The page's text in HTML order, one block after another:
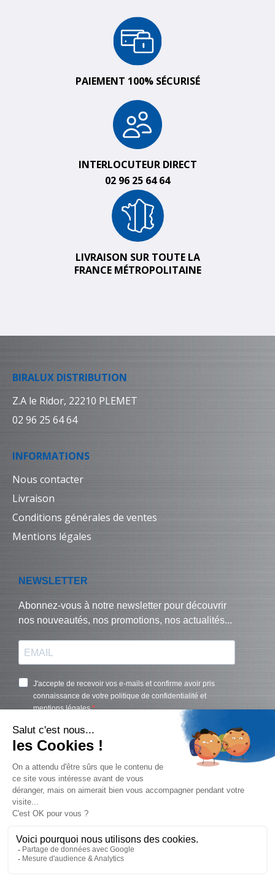
PAIEMENT 100% SÉCURISÉ
INTERLOCUTEUR DIRECT
02 96 25 64 64
LIVRAISON SUR TOUTE LA
FRANCE MÉTROPOLITAINE
BIRALUX DISTRIBUTION
Z.A le Ridor, 22210 PLEMET
02 96 25 64 64
INFORMATIONS
Nous contacter
Livraison
Conditions générales de ventes
Mentions légales
© Biralux – tous droits réservés - 2024